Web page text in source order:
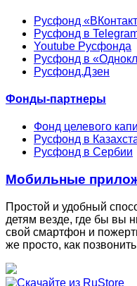
Русфонд
Русфонд в
Youtube Русфонда
Русфонд в
Русфонд.Дзен
Фонды-партнеры
Фонд целевого
Русфонд в
Русфонд в Сербии
Мобильные
Простой и удобный
детям везде, где бы вы
свой смартфон и
же просто, как